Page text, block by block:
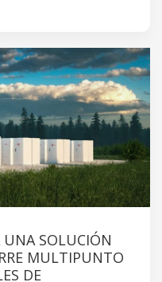
UNA SOLUCIÓN
MULTIPUNTO
DE